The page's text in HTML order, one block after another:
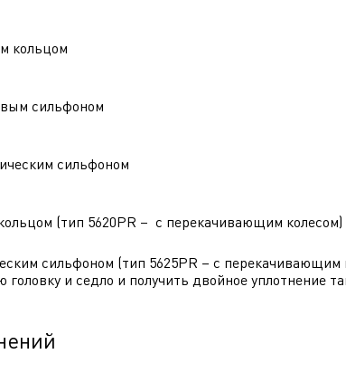
кольцом
сильфоном
сильфоном
(тип 5620PR – с перекачивающим колесом)
сильфоном (тип 5625PR – с перекачивающим
и седло и получить двойное уплотнение